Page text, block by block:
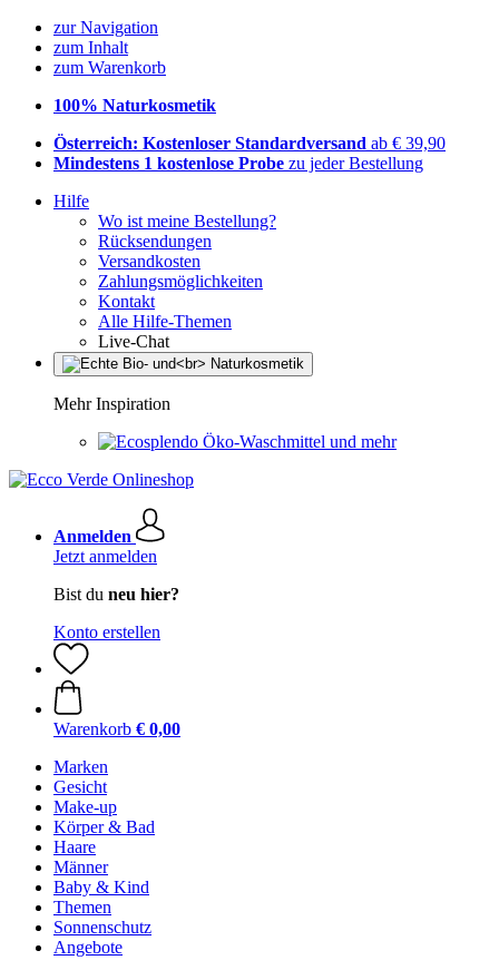
zur Navigation
zum Inhalt
zum Warenkorb
100% Naturkosmetik
Österreich: Kostenloser Standardversand ab € 39,90
Mindestens 1 kostenlose Probe zu jeder Bestellung
Hilfe
Wo ist meine Bestellung?
Rücksendungen
Versandkosten
Zahlungsmöglichkeiten
Kontakt
Alle Hilfe-Themen
Live-Chat
Mehr Inspiration
Öko-Waschmittel und mehr
Anmelden
Jetzt anmelden
Bist du neu hier?
Konto erstellen
Warenkorb € 0,00
Marken
Gesicht
Make-up
Körper & Bad
Haare
Männer
Baby & Kind
Themen
Sonnenschutz
Angebote